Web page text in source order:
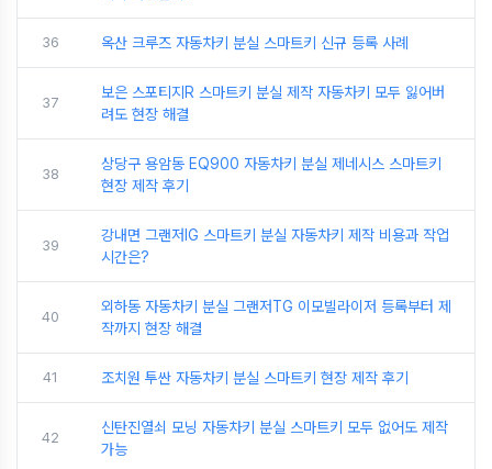
36 옥산 크루즈 자동차키 분실 스마트키 신규 등록 사례
37
보은 스포티지R 스마트키 분실 제작 자동차키 모두 잃어버
려도 현장 해결
38
상당구 용암동 EQ900 자동차키 분실 제네시스 스마트키
현장 제작 후기
39
강내면 그랜저IG 스마트키 분실 자동차키 제작 비용과 작업
시간은?
40
외하동 자동차키 분실 그랜저TG 이모빌라이저 등록부터 제
작까지 현장 해결
41 조치원 투싼 자동차키 분실 스마트키 현장 제작 후기
42
신탄진열쇠 모닝 자동차키 분실 스마트키 모두 없어도 제작
가능